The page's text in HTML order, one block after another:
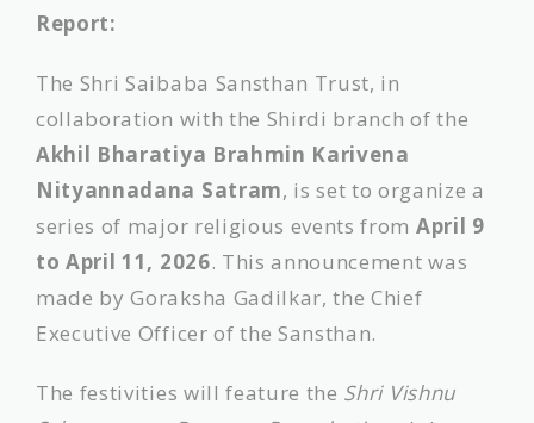
Report:
The Shri Saibaba Sansthan Trust, in
collaboration with the Shirdi branch of the
Akhil Bharatiya Brahmin Karivena
Nityannadana Satram, is set to organize a
series of major religious events from April 9
to April 11, 2026. This announcement was
made by Goraksha Gadilkar, the Chief
Executive Officer of the Sansthan.
The festivities will feature the Shri Vishnu